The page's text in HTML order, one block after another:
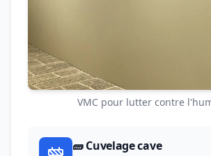
VMC pour lutter contre
🧱 Cuvelage cave